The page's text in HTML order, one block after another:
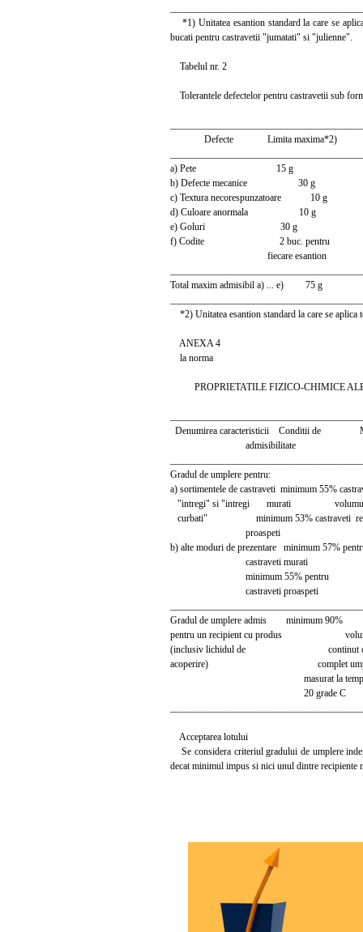
*1) Unitatea esantion standard la care se
bucati pentru castravetii "jumatati" si "julienne".
Tabelul nr. 2
Tolerantele defectelor pentru castravetii sub
Defecte Limita maxima*2)
a) Pete 15 g
b) Defecte mecanice 30 g
c) Textura necorespunzatoare 10 g
d) Culoare anormala 10 g
e) Goluri 30 g
f) Codite 2 buc. pentru
fiecare esantion
Total maxim admisibil a) ... e) 75 g
*2) Unitatea esantion standard la care se aplica
ANEXA 4
la norma
PROPRIETATILE FIZICO-CHIMICE ALE
Denumirea caracteristicii Conditii de
admisibilitate
Gradul de umplere pentru:
a) sortimentele de castraveti minimum 55%
"intregi" si "intregi murati volumul
curbati" minimum 53% castraveti
proaspeti
b) alte moduri de prezentare minimum 57%
castraveti murati
minimum 55% pentru
castraveti proaspeti
Gradul de umplere admis minimum 90%
pentru un recipient cu produs volumul
(inclusiv lichidul de continut de
acoperire) complet umplut
masurat la
20 grade C
Acceptarea lotului
Se considera criteriul gradului de umplere
decat minimul impus si nici unul dintre recipiente